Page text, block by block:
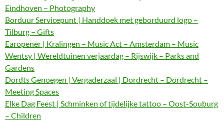
Eindhoven – Photography
Borduur Servicepunt | Handdoek met geborduurd logo –
Tilburg – Gifts
Earopener | Kralingen – Music Act – Amsterdam – Music
Wentsy | Wereldtuinen verjaardag – Rijswijk – Parks and
Gardens
Dordts Genoegen | Vergaderzaal | Dordrecht – Dordrecht –
Meeting Spaces
Elke Dag Feest | Schminken of tijdelijke tattoo – Oost-Souburg
– Children